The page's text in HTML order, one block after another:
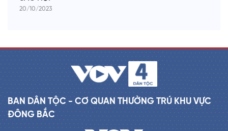
20/10/2023
BAN DÂN TỘC - CƠ QUAN THƯỜNG TRÚ KHU VỰC
ĐÔNG BẮC